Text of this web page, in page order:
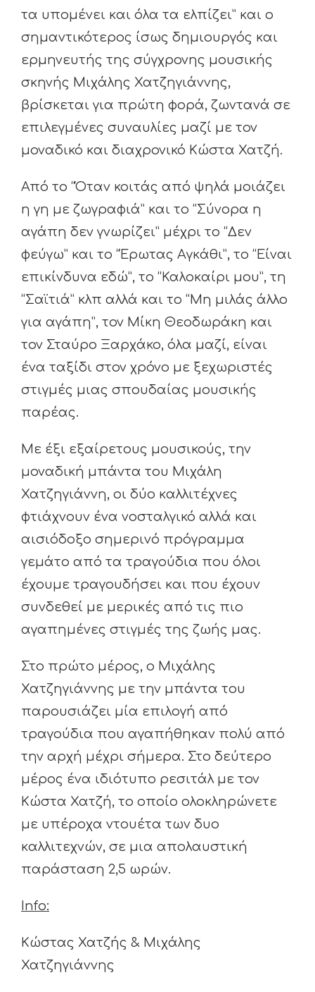
τα υπομένει και όλα τα ελπίζει” και ο
σημαντικότερος ίσως δημιουργός και
ερμηνευτής της σύγχρονης μουσικής
σκηνής Μιχάλης Χατζηγιάννης,
βρίσκεται για πρώτη φορά, ζωντανά σε
επιλεγμένες συναυλίες μαζί με τον
μοναδικό και διαχρονικό Κώστα Χατζή.
Από το “Όταν κοιτάς από ψηλά μοιάζει
η γη με ζωγραφιά” και το “Σύνορα η
αγάπη δεν γνωρίζει” μέχρι το “Δεν
φεύγω” και το “Έρωτας Αγκάθι”, το “Είναι
επικίνδυνα εδώ”, το “Καλοκαίρι μου”, τη
“Σαϊτιά” κλπ αλλά και το “Μη μιλάς άλλο
για αγάπη”, τον Μίκη Θεοδωράκη και
τον Σταύρο Ξαρχάκο, όλα μαζί, είναι
ένα ταξίδι στον χρόνο με ξεχωριστές
στιγμές μιας σπουδαίας μουσικής
παρέας.
Με έξι εξαίρετους μουσικούς, την
μοναδική μπάντα του Μιχάλη
Χατζηγιάννη, οι δύο καλλιτέχνες
φτιάχνουν ένα νοσταλγικό αλλά και
αισιόδοξο σημερινό πρόγραμμα
γεμάτο από τα τραγούδια που όλοι
έχουμε τραγουδήσει και που έχουν
συνδεθεί με μερικές από τις πιο
αγαπημένες στιγμές της ζωής μας.
Στο πρώτο μέρος, ο Μιχάλης
Χατζηγιάννης με την μπάντα του
παρουσιάζει μία επιλογή από
τραγούδια που αγαπήθηκαν πολύ από
την αρχή μέχρι σήμερα. Στο δεύτερο
μέρος ένα ιδιότυπο ρεσιτάλ με τον
Κώστα Χατζή, το οποίο ολοκληρώνετε
με υπέροχα ντουέτα των δυο
καλλιτεχνών, σε μια απολαυστική
παράσταση 2,5 ωρών.
Info:
Κώστας Χατζής & Μιχάλης
Χατζηγιάννης